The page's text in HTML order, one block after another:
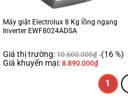
Máy giặt Electrolux 8 Kg lồng ngang
Inverter EWF8024ADSA
Giá thị trường: 10.600.000₫ (16 %)
Giá khuyến mại: 8.890.000₫
1